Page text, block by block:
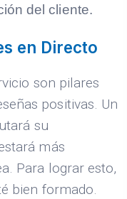
del cliente.
en Directo
son pilares
positivas. Un
su
más
Para lograr esto,
bien formado.